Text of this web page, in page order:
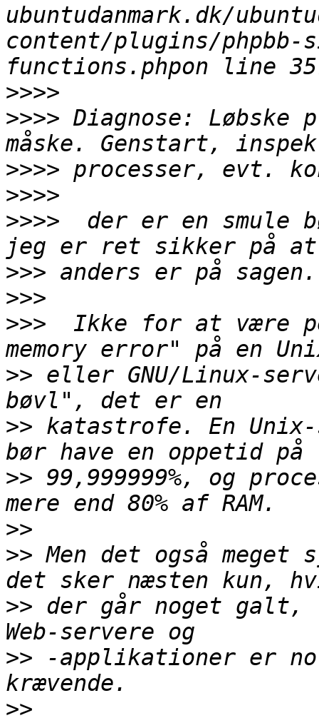
ubuntudanmark.dk/
content/plugins/phpbb-
>>>>
>>>> Diagnose: Løbske
>>>>
>>>>
>>>>
der er en smule
>>>
>>>
>>>
Ikke for at være
>> eller GNU/Linux-
>> katastrofe. En
>> 99,999999%, og
>>
>> Men det også
>> der går noget galt,
>> -applikationer er
>>